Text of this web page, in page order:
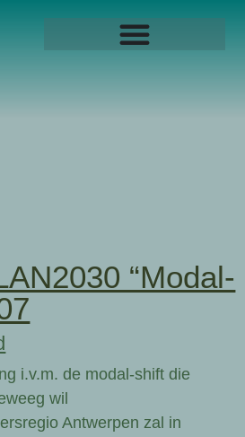
“Modal-
i.v.m. de modal-shift die
wil
Antwerpen zal in